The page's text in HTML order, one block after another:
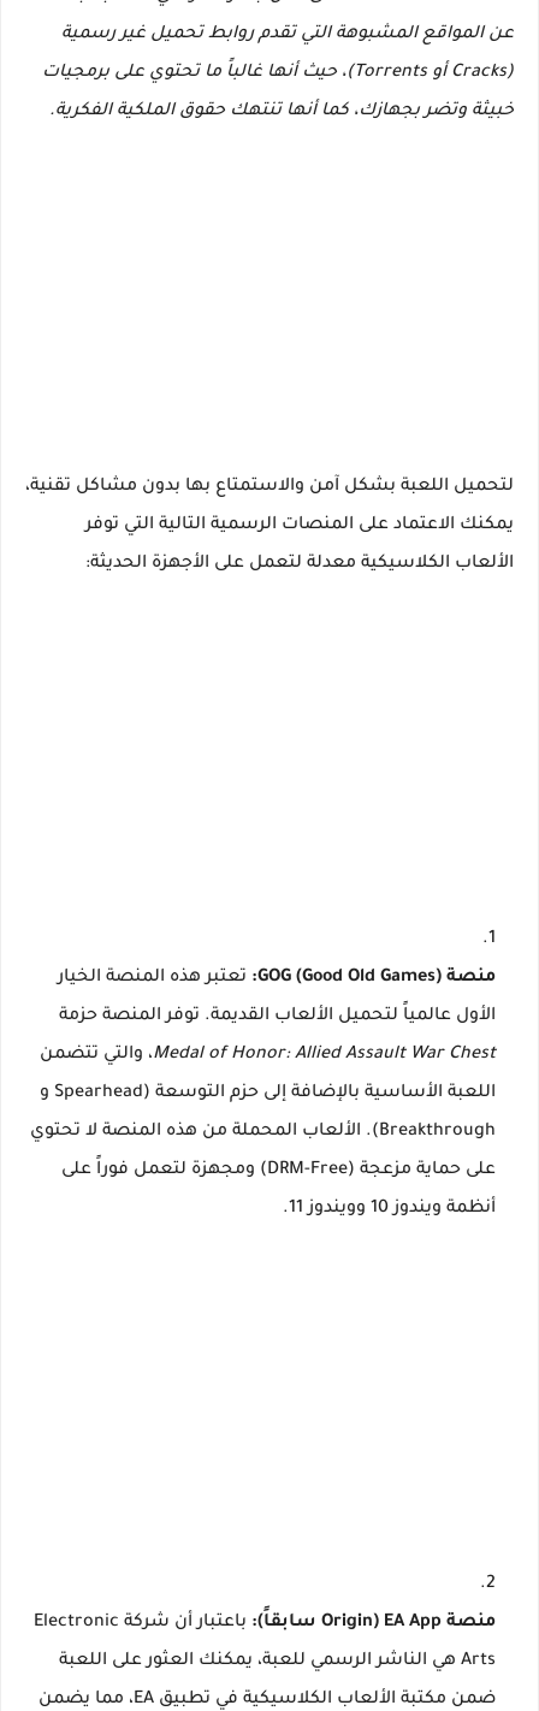
عن المواقع المشبوهة التي تقدم روابط تحميل غير رسمية
(Cracks أو Torrents)، حيث أنها غالباً ما تحتوي على برمجيات
خبيثة وتضر بجهازك، كما أنها تنتهك حقوق الملكية الفكرية.
لتحميل اللعبة بشكل آمن والاستمتاع بها بدون مشاكل تقنية،
يمكنك الاعتماد على المنصات الرسمية التالية التي توفر
الألعاب الكلاسيكية معدلة لتعمل على الأجهزة الحديثة:
منصة GOG (Good Old Games):
تعتبر هذه المنصة الخيار
الأول عالمياً لتحميل الألعاب القديمة. توفر المنصة حزمة
Medal of Honor: Allied Assault War Chest، والتي تتضمن
اللعبة الأساسية بالإضافة إلى حزم التوسعة (Spearhead و
Breakthrough). الألعاب المحملة من هذه المنصة لا تحتوي
على حماية مزعجة (DRM-Free) ومجهزة لتعمل فوراً على
أنظمة ويندوز 10 وويندوز 11.
منصة EA App (Origin سابقاً):
باعتبار أن شركة Electronic
Arts هي الناشر الرسمي للعبة، يمكنك العثور على اللعبة
ضمن مكتبة الألعاب الكلاسيكية في تطبيق EA، مما يضمن